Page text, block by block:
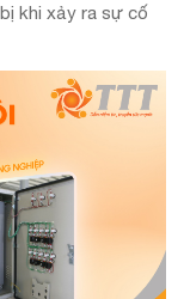
khi xảy ra sự cố